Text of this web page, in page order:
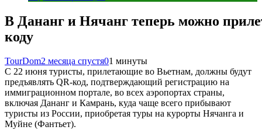
В Дананг и Нячанг теперь можно
коду
TourDom2 месяца спустя01 минуты
С 22 июня туристы, прилетающие во Вьетнам, должны будут
предъявлять QR-код, подтверждающий регистрацию на
иммиграционном портале, во всех аэропортах страны,
включая Дананг и Камрань, куда чаще всего прибывают
туристы из России, приобретая туры на курорты Нячанга и
Муйне (Фантьет).